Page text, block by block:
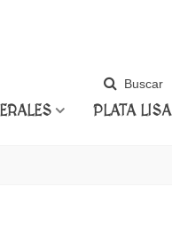
Buscar
PLATA LISA